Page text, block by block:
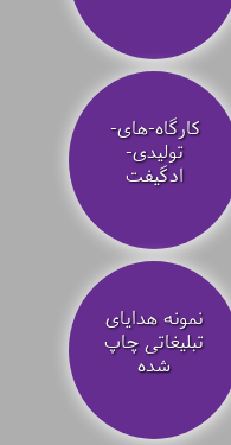
کارگاه-های-
تولیدی-
ادگیفت
نمونه هدایای
تبلیغاتی چاپ
شده